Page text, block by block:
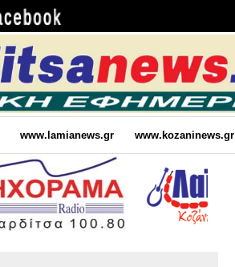
www.lamianews.gr www.kozaninews.gr